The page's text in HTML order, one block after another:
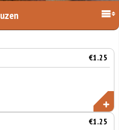
€1.25
€1.25